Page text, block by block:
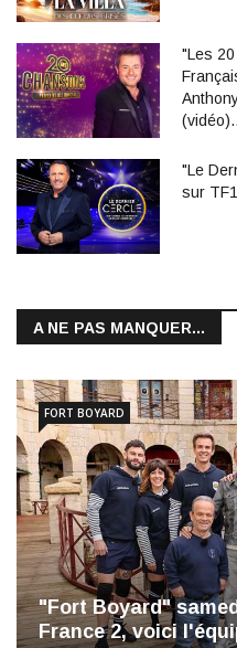
"Les
"Le
sur
A NE PAS MANQUER...
"Fort Boyard"
France 2, voici
FORT BOYARD